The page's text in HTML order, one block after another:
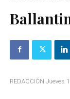
REDACCIÓN Jueves